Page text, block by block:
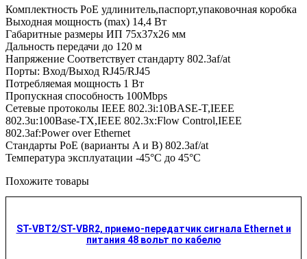
Комплектность PoE удлинитель,паспорт,упаковочная коробка
Выходная мощность (max) 14,4 Вт
Габаритные размеры ИП 75х37х26 мм
Дальность передачи до 120 м
Напряжение Соответствует стандарту 802.3af/at
Порты: Вход/Выход RJ45/RJ45
Потребляемая мощность 1 Вт
Пропускная способность 100Mbps
Сетевые протоколы IEEE 802.3i:10BASE-T,IEEE
802.3u:100Base-TX,IEEE 802.3x:Flow Control,IEEE
802.3af:Power over Ethernet
Стандарты PoE (варианты A и B) 802.3af/at
Температура эксплуатации -45°С до 45°С
Похожите товары
ST-VBT2/ST-VBR2, приемо-передатчик сигнала Ethernet и
питания 48 вольт по кабелю